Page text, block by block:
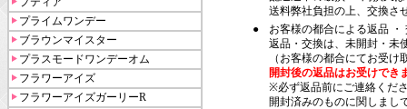
プライムワンデー
ブラウンマイスター
プラスモードワンデーオム
フラワーアイズ
フラワーアイズガーリーR
送料弊社負担の上、交換さ
●
お客様の都合による返品 ・
返品・交換は、未開封・未
（お客様の都合にてお受
開封後の返品はお受けでき
※必ず返品前にご連絡くだ
開封済みのものに関しまし